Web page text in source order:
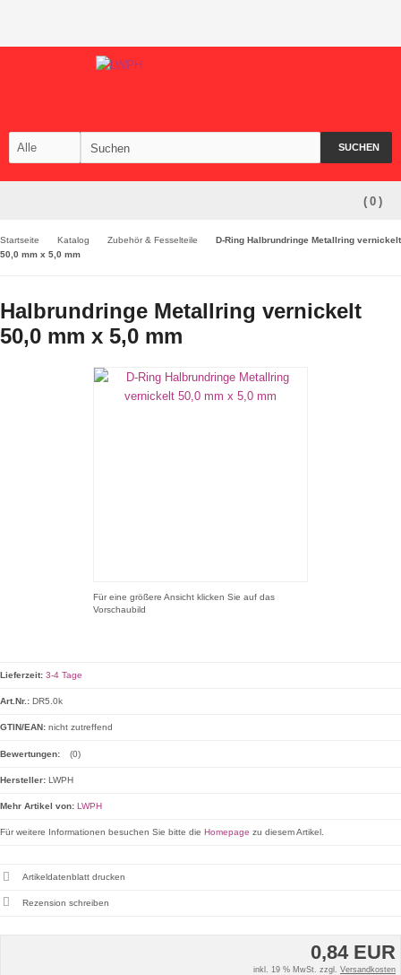
SUCHEN
( 0 )
Startseite Katalog Zubehör & Fesselteile
D-Ring Halbrundringe Metallring vernickelt
50,0 mm x 5,0 mm
Halbrundringe Metallring vernickelt
50,0 mm x 5,0 mm
Für eine größere Ansicht klicken Sie auf das
Vorschaubild
0,84 EUR
inkl. 19 % MwSt. zzgl. Versandkosten
Lieferzeit: 3-4 Tage
Art.Nr.: DR5.0k
GTIN/EAN: nicht zutreffend
Bewertungen: (0)
Hersteller: LWPH
Mehr Artikel von: LWPH
Für weitere Informationen besuchen Sie bitte die Homepage zu diesem Artikel.
Artikeldatenblatt drucken
Rezension schreiben